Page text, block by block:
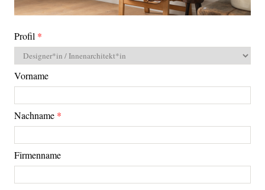
Profil
Vorname
Nachname
Firmenname